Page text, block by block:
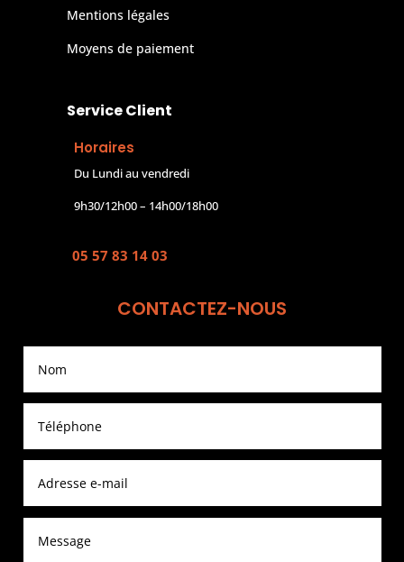
Mentions légales
Moyens de paiement
Service Client
Horaires
Du Lundi au vendredi
9h30/12h00 – 14h00/18h00
05 57 83 14 03
CONTACTEZ-NOUS